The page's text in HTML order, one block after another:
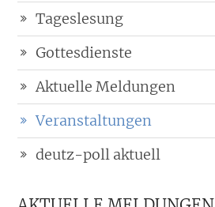
Tageslesung
Gottesdienste
Aktuelle Meldungen
Veranstaltungen
deutz-poll aktuell